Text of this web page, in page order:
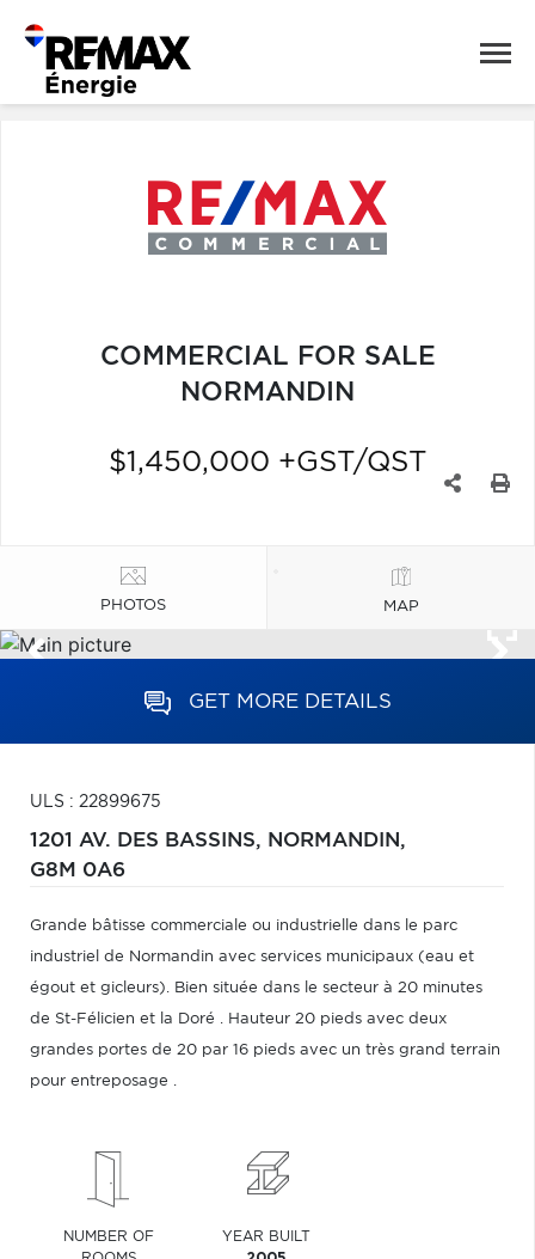
COMMERCIAL FOR SALE
NORMANDIN
$1,450,000 +GST/QST
PHOTOS MAP
GET MORE DETAILS
ULS : 22899675
1201 AV. DES BASSINS, NORMANDIN,
G8M 0A6
Grande bâtisse commerciale ou industrielle dans le parc
industriel de Normandin avec services municipaux (eau et
égout et gicleurs). Bien située dans le secteur à 20 minutes
de St-Félicien et la Doré . Hauteur 20 pieds avec deux
grandes portes de 20 par 16 pieds avec un très grand terrain
pour entreposage .
NUMBER OF
YEAR BUILT